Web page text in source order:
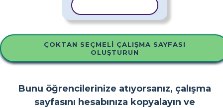
ÇOKTAN SEÇMELI ÇALIŞMA SAYFASI
OLUŞTURUN
Bunu öğrencilerinize atıyorsanız, çalışma
sayfasını hesabınıza kopyalayın ve